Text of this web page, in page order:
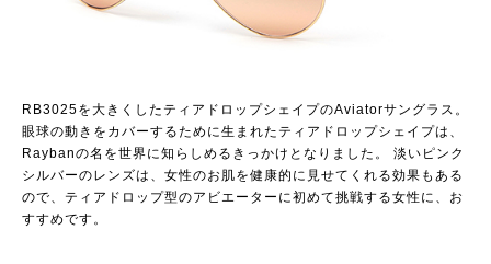
RB3025を大きくしたティアドロップシェイプのAviatorサングラス。
眼球の動きをカバーするために生まれたティアドロップシェイプは、
Raybanの名を世界に知らしめるきっかけとなりました。 淡いピンク
シルバーのレンズは、女性のお肌を健康的に見せてくれる効果もある
ので、ティアドロップ型のアビエーターに初めて挑戦する女性に、お
すすめです。